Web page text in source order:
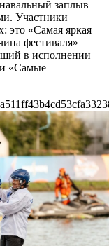
заплыв
Участники
это «Самая яркая
фестиваля»
в исполнении
«Самые